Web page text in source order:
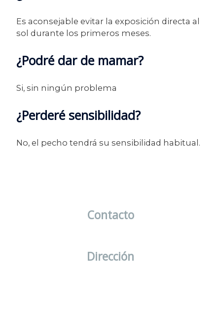
Es aconsejable evitar la exposición directa al
sol durante los primeros meses.
¿Podré dar de mamar?
Si, sin ningún problema
¿Perderé sensibilidad?
No, el pecho tendrá su sensibilidad habitual.
Contacto
Dirección